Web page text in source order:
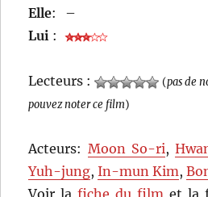
Elle:
–
Lui :
Lecteurs : (pas de
pouvez noter ce film)
Acteurs: Moon So-ri,
Yuh-jung,In-mun Kim,